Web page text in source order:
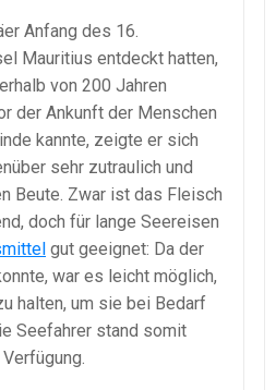
Anfang des 16.
Mauritius entdeckt hatten,
von 200 Jahren
der Ankunft der Menschen
kannte, zeigte er sich
sehr zutraulich und
Beute. Zwar ist das Fleisch
doch für lange Seereisen
gut geeignet: Da der
war es leicht möglich,
halten, um sie bei Bedarf
Seefahrer stand somit